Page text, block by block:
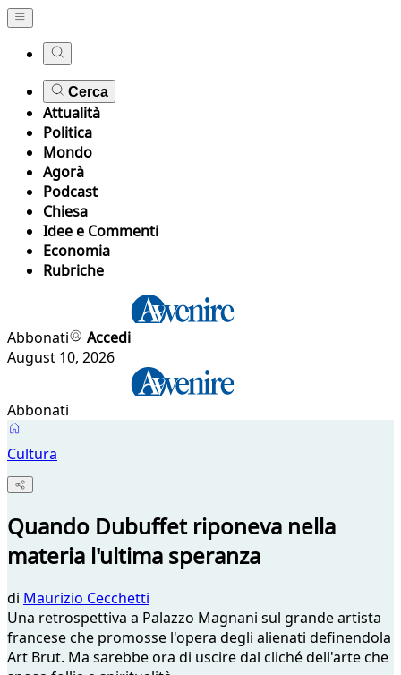
Cerca
Attualità
Politica
Mondo
Agorà
Podcast
Chiesa
Idee e Commenti
Economia
Rubriche
Abbonati
Accedi
August 10, 2026
Abbonati
Cultura
Quando Dubuffet riponeva nella
materia l'ultima speranza
di Maurizio Cecchetti
Una retrospettiva a Palazzo Magnani sul grande artista
francese che promosse l'opera degli alienati definendola
Art Brut. Ma sarebbe ora di uscire dal cliché dell'arte che